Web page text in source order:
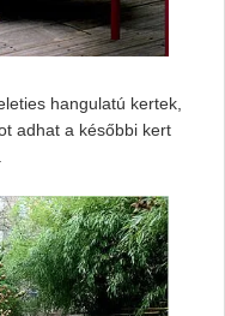
hangulatú kertek,
adhat a későbbi kert